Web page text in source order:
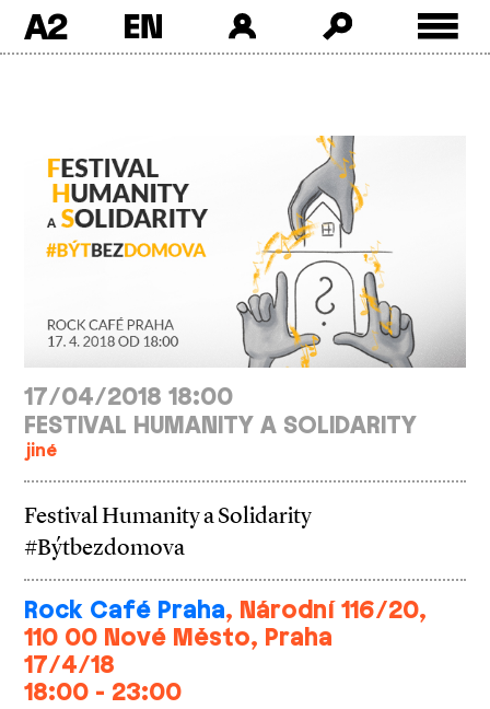
A2
17/04/2018 18:00
FESTIVAL HUMANITY A SOLIDARITY
jiné
Festival Humanity a Solidarity
#Býtbezdomova
Rock Café Praha, Národní 116/20,
110 00 Nové Město, Praha
17/4/18
18:00 - 23:00